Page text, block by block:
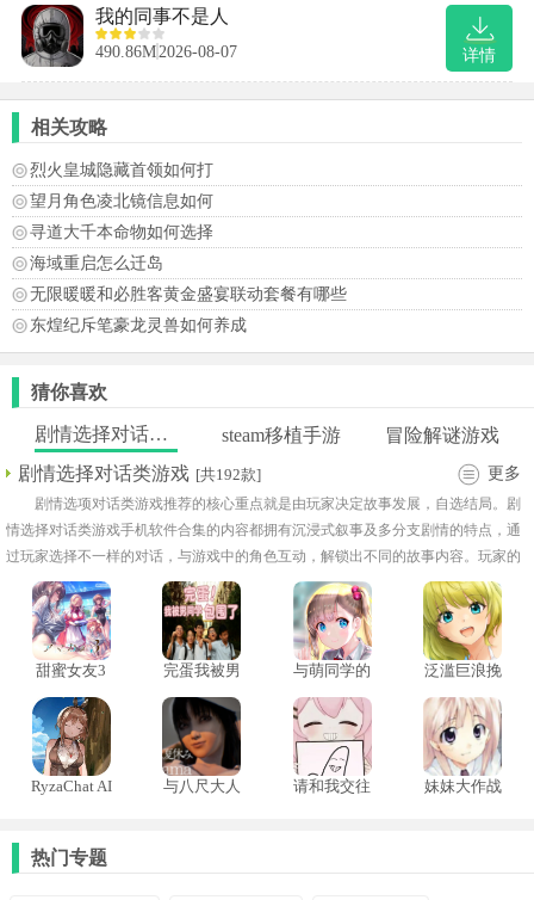
详情
我的同事不是人
490.86M 2026-08-07
相关攻略
烈火皇城隐藏首领如何打
望月角色凌北镜信息如何
寻道大千本命物如何选择
海域重启怎么迁岛
无限暖暖和必胜客黄金盛宴联动套餐有哪些
东煌纪斥笔豪龙灵兽如何养成
猜你喜欢
剧情选择对话类游戏 steam移植手游
冒险解谜游戏
剧情选择对话类游戏 [共192款] 更多
剧情选项对话类游戏推荐的核心重点就是由玩家决定故事发展，自选结局。剧
情选择对话类游戏手机软件合集的内容都拥有沉浸式叙事及多分支剧情的特点，通
过玩家选择不一样的对话，与游戏中的角色互动，解锁出不同的故事内容。玩家的
每一个选择都会影人物关系、剧情走向甚至解决的设定，是个可以让玩家感受高自
由度体验感的游戏类别。选择对话的剧情游戏大全中，有的游戏还设有隐藏结局或
彩蛋，随着玩家选择去开启，这也增加了多周目玩法的乐趣。大全中涵盖的题材类
型多，有浪漫恋爱、也有烧脑解谜或温馨治愈的，每次游戏都让玩家宛如化身故事
甜蜜女友3
完蛋我被男
steam移植版
与萌同学的
卓版
泛滥巨浪挽
RyzaChat AI
与八尺大人
请和我交往
妹妹大作战
热门专题